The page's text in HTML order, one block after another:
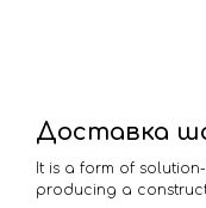
Доставка
It is a form of
producing a